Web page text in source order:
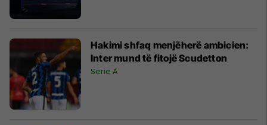
Hakimi shfaq menjëherë ambicien:
Inter mund të fitojë Scudetton
Serie A